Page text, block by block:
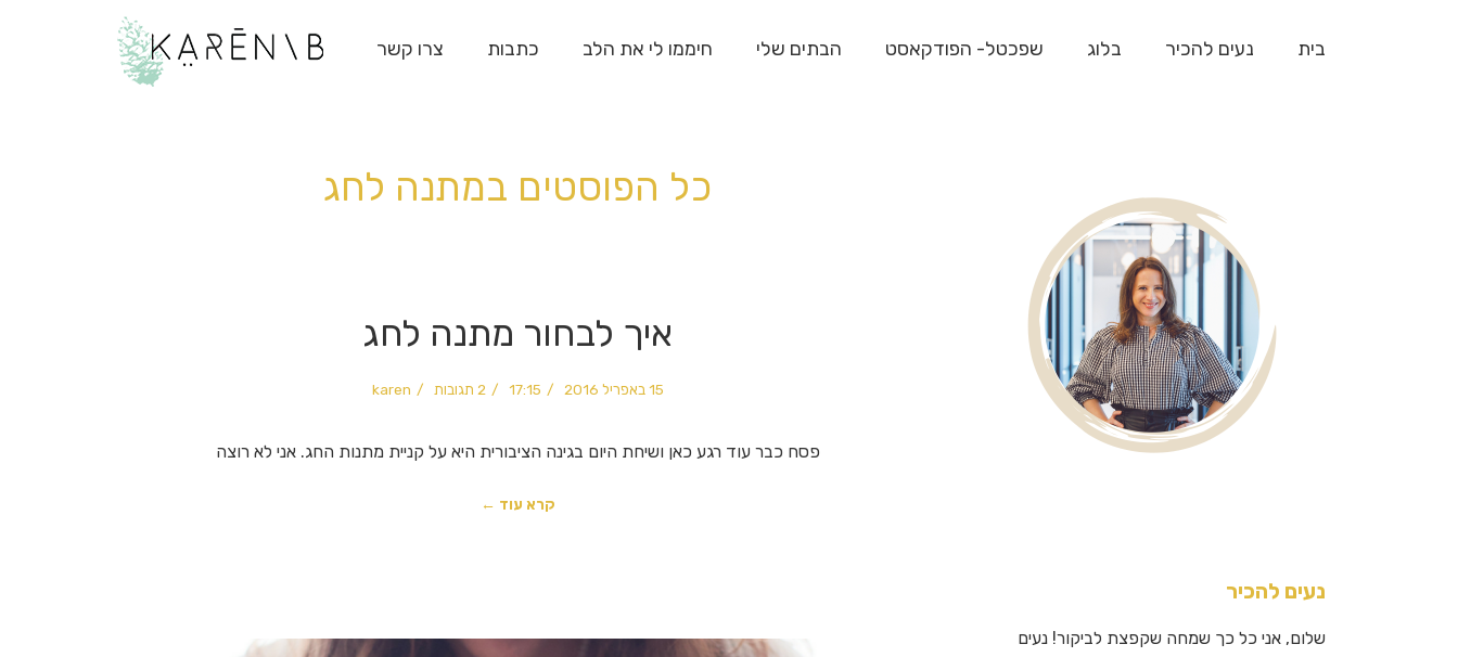
בית נעים להכיר בלוג שפכטל- הפודקאסט הבתים שלי חיממו לי את הלב כתבות צרו קשר
כל הפוסטים במתנה לחג
איך לבחור מתנה לחג
15 באפריל 2016 17:15 2 תגובות karen
פסח כבר עוד רגע כאן ושיחת היום בגינה הציבורית היא על קניית מתנות החג. אני לא רוצה
קרא עוד ←
נעים להכיר
שלום, אני כל כך שמחה שקפצת לביקור! נעים